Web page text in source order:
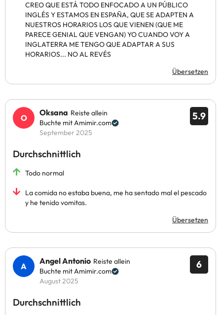
CREO QUE ESTÁ TODO ENFOCADO A UN PÚBLICO
INGLÉS Y ESTAMOS EN ESPAÑA, QUE SE ADAPTEN A
NUESTROS HORARIOS LOS QUE VIENEN (QUE ME
PARECE GENIAL QUE VENGAN) YO CUANDO VOY A
INGLATERRA ME TENGO QUE ADAPTAR A SUS
HORARIOS... NO AL REVÉS
Übersetzen
5.9
Oksana Reiste allein
Buchte mit Amimir.com
September 2025
Durchschnittlich
Todo normal
La comida no estaba buena, me ha sentado mal el pescado
y he tenido vomitas.
Übersetzen
6
Angel Antonio Reiste allein
Buchte mit Amimir.com
August 2025
Durchschnittlich